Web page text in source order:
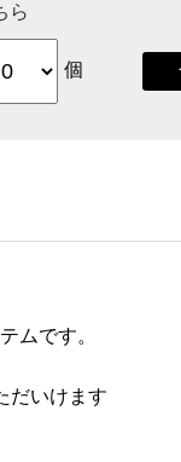
ら
個
ムです。
だいけます